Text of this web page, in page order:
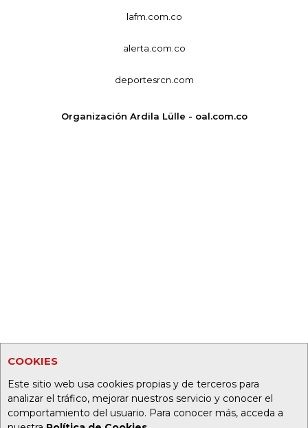
COOKIES
Este sitio web usa cookies propias y de terceros para
analizar el tráfico, mejorar nuestros servicio y conocer el
comportamiento del usuario. Para conocer más, acceda a
lafm.com.co
alerta.com.co
deportesrcn.com
Organización Ardila Lülle - oal.com.co